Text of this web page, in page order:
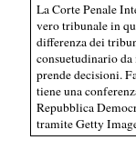
La Corte Penale
vero tribunale in
differenza dei
consuetudinario
prende decisioni.
tiene una
Repubblica
tramite Getty